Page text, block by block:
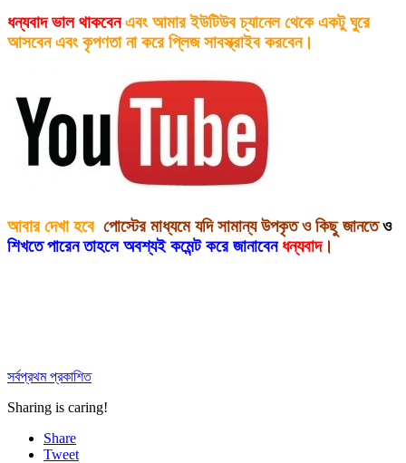
ধন্যবাদভাল থাকবেনএবং আমার ইউটিউব চ্যানেল থেকে একটু ঘুরে
আসবেন এবং কৃপণতা না করে প্লিজ সাবস্ক্রাইব করবেন।
আবার দেখা হবে পোস্টের মাধ্যমে যদি সামান্য উপকৃত ও কিছু জানতেও
শিখতে পারেন তাহলে অবশ্যই কমেন্ট করে জানাবেন ধন্যবাদ।
সর্বপ্রথম প্রকাশিত
Sharing is caring!
Share
Tweet